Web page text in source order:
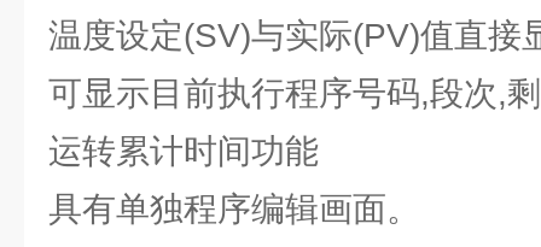
温度设定(SV)与实际(PV)值直接
可显示目前执行程序号码,段次,
运转累计时间功能
具有单独程序编辑画面。